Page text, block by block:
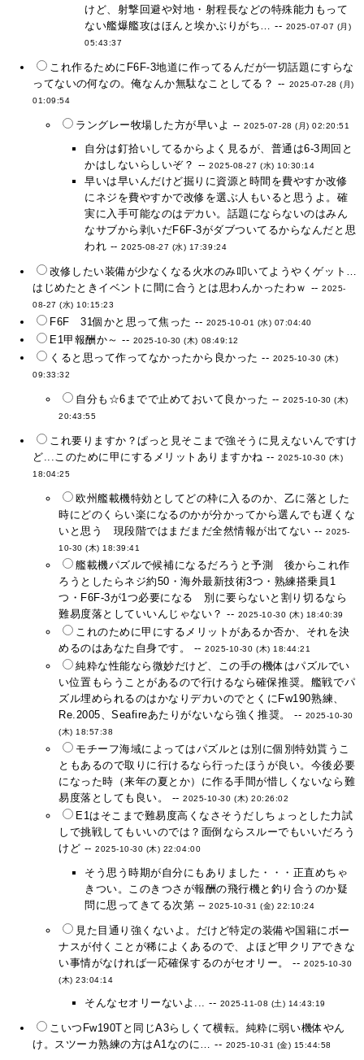
けど、射撃回避や対地・射程長などの特殊能力もって
ない艦爆艦攻はほんと埃かぶりがち… -- 2025-07-07 (月)
05:43:37
これ作るためにF6F-3地道に作ってるんだが一切話題にすらな
ってないの何なの。俺なんか無駄なことしてる？ -- 2025-07-28 (月)
01:09:54
ラングレー牧場した方が早いよ --2025-07-28 (月) 02:20:51
自分は釘拾いしてるからよく見るが、普通は6-3周回と
かはしないらしいぞ？ --2025-08-27 (水) 10:30:14
早いは早いんだけど掘りに資源と時間を費やすか改修
にネジを費やすかで改修を選ぶ人もいると思うよ。確
実に入手可能なのはデカい。話題にならないのはみん
なサブから剥いだF6F-3がダブついてるからなんだと思
われ --2025-08-27 (水) 17:39:24
改修したい装備が少なくなる火水のみ叩いてようやくゲット…
はじめたときイベントに間に合うとは思わんかったわｗ --2025-
08-27 (水) 10:15:23
F6F 31個かと思って焦った -- 2025-10-01 (水) 07:04:40
E1甲報酬か～ -- 2025-10-30 (木) 08:49:12
くると思って作ってなかったから良かった -- 2025-10-30 (木)
09:33:32
自分も☆6までで止めておいて良かった --2025-10-30 (木)
20:43:55
これ要りますか？ぱっと見そこまで強そうに見えないんですけ
ど...このために甲にするメリットありますかね --2025-10-30 (木)
18:04:25
欧州艦載機特効としてどの枠に入るのか、乙に落とした
時にどのくらい楽になるのかが分かってから選んでも遅くな
いと思う 現段階ではまだまだ全然情報が出てない --2025-
10-30 (木) 18:39:41
艦載機パズルで候補になるだろうと予測 後からこれ作
ろうとしたらネジ約50・海外最新技術3つ・熟練搭乗員1
つ・F6F-3が1つ必要になる 別に要らないと割り切るなら
難易度落としていいんじゃない？ -- 2025-10-30 (木) 18:40:39
これのために甲にするメリットがあるか否か、それを決
めるのはあなた自身です。 --2025-10-30 (木) 18:44:21
純粋な性能なら微妙だけど、この手の機体はパズルでい
い位置もらうことがあるので行けるなら確保推奨。艦戦でパ
ズル埋められるのはかなりデカいのでとくにFw190熟練、
Re.2005、Seafireあたりがないなら強く推奨。 -- 2025-10-30
(木) 18:57:38
モチーフ海域によってはパズルとは別に個別特効貰うこ
ともあるので取りに行けるなら行ったほうが良い。今後必要
になった時（来年の夏とか）に作る手間が惜しくないなら難
易度落としても良い。 --2025-10-30 (木) 20:26:02
E1はそこまで難易度高くなさそうだしちょっとした力試
しで挑戦してもいいのでは？面倒ならスルーでもいいだろう
けど --2025-10-30 (木) 22:04:00
そう思う時期が自分にもありました・・・正直めちゃ
きつい。このきつさが報酬の飛行機と釣り合うのか疑
問に思ってきてる次第 --2025-10-31 (金) 22:10:24
見た目通り強くないよ。だけど特定の装備や国籍にボー
ナスが付くことが稀によくあるので、よほど甲クリアできな
い事情がなければ一応確保するのがセオリー。 -- 2025-10-30
(木) 23:04:14
そんなセオリーないよ... -- 2025-11-08 (土) 14:43:19
こいつFw190Tと同じA3らしくて横転。純粋に弱い機体やん
け。スツーカ熟練の方はA1なのに… -- 2025-10-31 (金) 15:44:58